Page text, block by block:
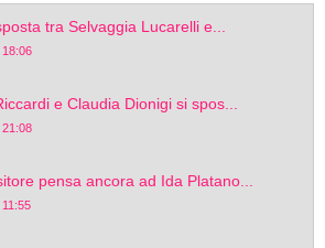
tra Selvaggia Lucarelli e...
18:06
e Claudia Dionigi si spos...
21:08
pensa ancora ad Ida Platano...